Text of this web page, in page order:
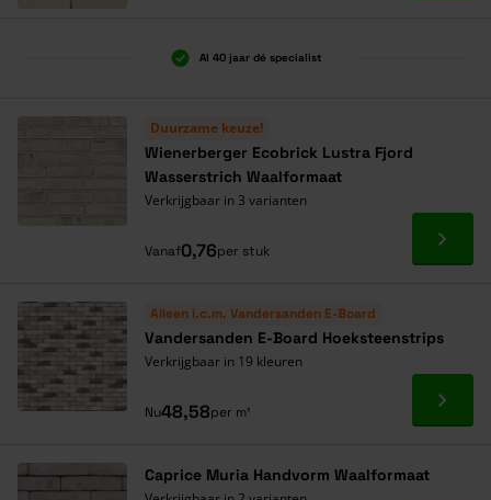
Al 40 jaar dé specialist
Duurzame keuze!
Wienerberger Ecobrick Lustra Fjord
Wasserstrich Waalformaat
Verkrijgbaar in 3 varianten
Vanaf0,76per stuk Ga
Alleen i.c.m. Vandersanden E-Board
Vandersanden E-Board Hoeksteenstrips
Verkrijgbaar in 19 kleuren
Nu48,58per m¹ Ga
Caprice Muria Handvorm Waalformaat